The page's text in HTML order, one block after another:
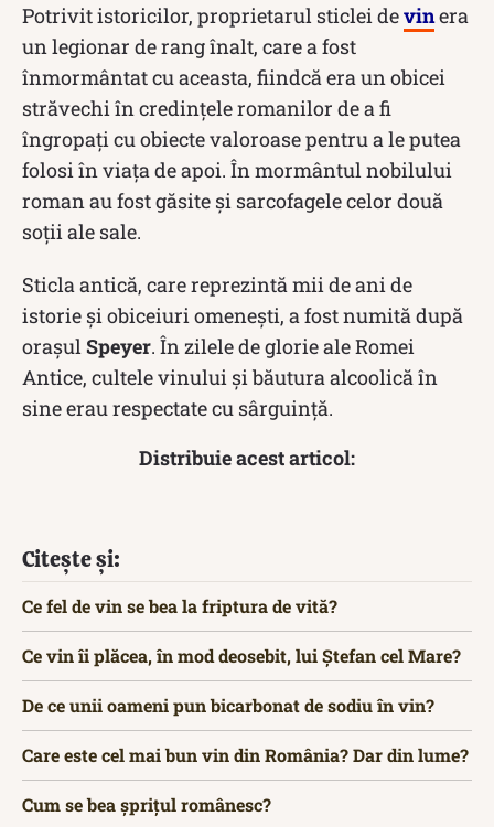
Potrivit istoricilor, proprietarul sticlei devinera
un legionar de rang înalt, care a fost
înmormântat cu aceasta, fiindcă era un obicei
străvechi în credințele romanilor de a fi
îngropați cu obiecte valoroase pentru a le putea
folosi în viața de apoi. În mormântul nobilului
roman au fost găsite și sarcofagele celor două
soții ale sale.
Sticla antică, care reprezintă mii de ani de
istorie și obiceiuri omenești, a fost numită după
orașul Speyer. În zilele de glorie ale Romei
Antice, cultele vinului și băutura alcoolică în
sine erau respectate cu sârguință.
Distribuie acest articol:
Citește și:
Ce fel de vin se bea la friptura de vită?
Ce vin îi plăcea, în mod deosebit, lui Ștefan cel Mare?
De ce unii oameni pun bicarbonat de sodiu în vin?
Care este cel mai bun vin din România? Dar din lume?
Cum se bea șprițul românesc?